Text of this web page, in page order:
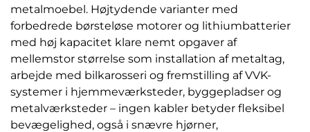
metalmoebel. Højtydende varianter med
forbedrede børsteløse motorer og lithiumbatterier
med høj kapacitet klare nemt opgaver af
mellemstor størrelse som installation af metaltag,
arbejde med bilkarosseri og fremstilling af VVK-
systemer i hjemmeværksteder, byggepladser og
metalværksteder – ingen kabler betyder fleksibel
bevægelighed, også i snævre hjørner,